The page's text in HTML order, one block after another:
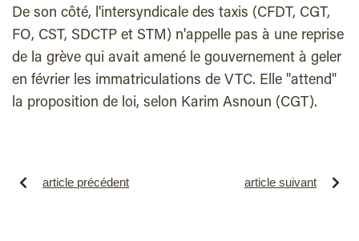
De son côté, l'intersyndicale des taxis (CFDT, CGT,
FO, CST, SDCTP et STM) n'appelle pas à une reprise
de la grève qui avait amené le gouvernement à geler
en février les immatriculations de VTC. Elle "attend"
la proposition de loi, selon Karim Asnoun (CGT).
article précédent article suivant